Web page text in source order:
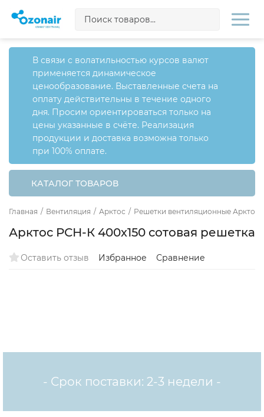
В связи с волатильностью курсов валют
применяется динамическое
ценообразование. Выставленные счета на
оплату действительны в течение одного
дня. Просим ориентироваться только на
цены указанные в счёте. Реализация
продукции и доставка возможна только
при 100% оплате.
КАТАЛОГ ТОВАРОВ
Главная / Вентиляция / Арктос / Решетки вентиляционные Арктос
Арктос РСН-К 400х150 сотовая решетка
Оставить отзыв Избранное Сравнение
- Срок поставки: 2-3 недели -